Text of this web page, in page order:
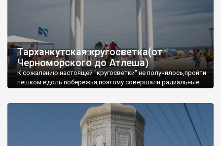
Тарханкутская кругосветка(от
Черноморского до Атлеша)
К сожалению настоящей "кругосветки" не получилось,пройти
пешком вдоль побережья,поэтому совершали радиальные